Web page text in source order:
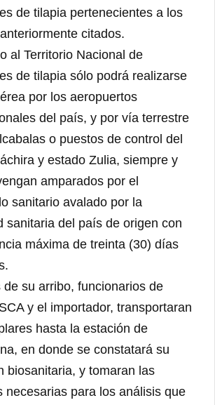
de tilapia pertenecientes a los
citados.
al Territorio Nacional de
de tilapia sólo podrá realizarse
por los aeropuertos
del país, y por vía terrestre
o puestos de control del
y estado Zulia, siempre y
amparados por el
sanitario avalado por la
sanitaria del país de origen con
máxima de treinta (30) días
de su arribo, funcionarios de
y el importador, transportaran
hasta la estación de
en donde se constatará su
biosanitaria, y tomaran las
necesarias para los análisis que